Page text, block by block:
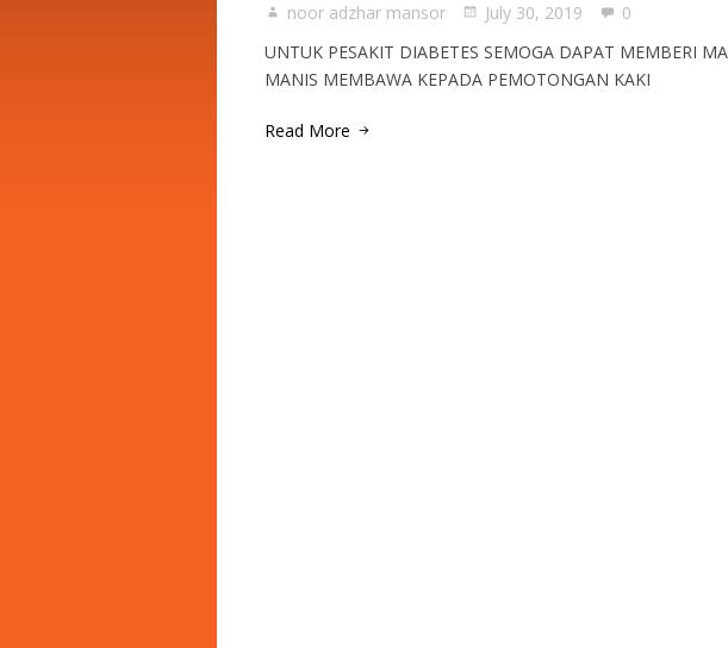
noor adzhar mansor July 30, 2019
0
UNTUK PESAKIT DIABETES SEMOGA DAPAT MEMBERI
MANIS MEMBAWA KEPADA PEMOTONGAN KAKI
Read More